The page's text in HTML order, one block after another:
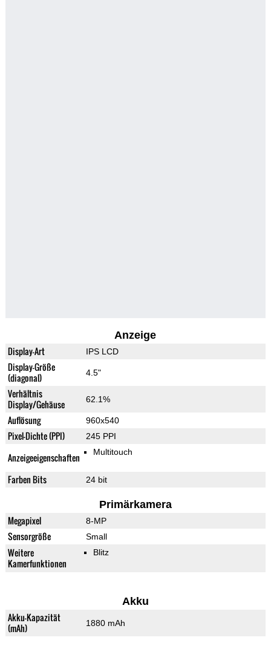
Anzeige
Display-Art IPS LCD
Display-Größe
(diagonal)
4.5"
Verhältnis
Display/Gehäuse
62.1%
Auflösung 960x540
Pixel-Dichte (PPI) 245 PPI
Anzeigeeigenschaften Multitouch
Farben Bits 24 bit
Primärkamera
Megapixel 8-MP
Sensorgröße Small
Weitere
Kamerfunktionen
Blitz
Akku
Akku-Kapazität
(mAh)
1880 mAh